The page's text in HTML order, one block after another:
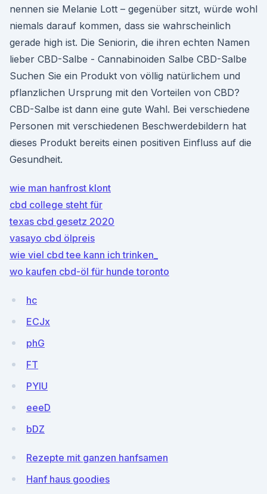
nennen sie Melanie Lott – gegenüber sitzt, würde wohl
niemals darauf kommen, dass sie wahrscheinlich
gerade high ist. Die Seniorin, die ihren echten Namen
lieber CBD-Salbe - Cannabinoiden Salbe CBD-Salbe
Suchen Sie ein Produkt von völlig natürlichem und
pflanzlichen Ursprung mit den Vorteilen von CBD?
CBD-Salbe ist dann eine gute Wahl. Bei verschiedene
Personen mit verschiedenen Beschwerdebildern hat
dieses Produkt bereits einen positiven Einfluss auf die
Gesundheit.
wie man hanfrost klont
cbd college steht für
texas cbd gesetz 2020
vasayo cbd ölpreis
wie viel cbd tee kann ich trinken_
wo kaufen cbd-öl für hunde toronto
hc
ECJx
phG
FT
PYlU
eeeD
bDZ
Rezepte mit ganzen hanfsamen
Hanf haus goodies